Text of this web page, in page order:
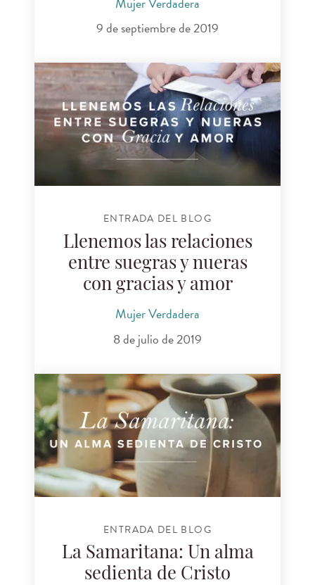
9 de septiembre de 2019
ENTRADA DEL BLOG
Llenemos las relaciones
entre suegras y nueras
con gracias y amor
Mujer Verdadera
8 de julio de 2019
ENTRADA DEL BLOG
La Samaritana: Un alma
sedienta de Cristo